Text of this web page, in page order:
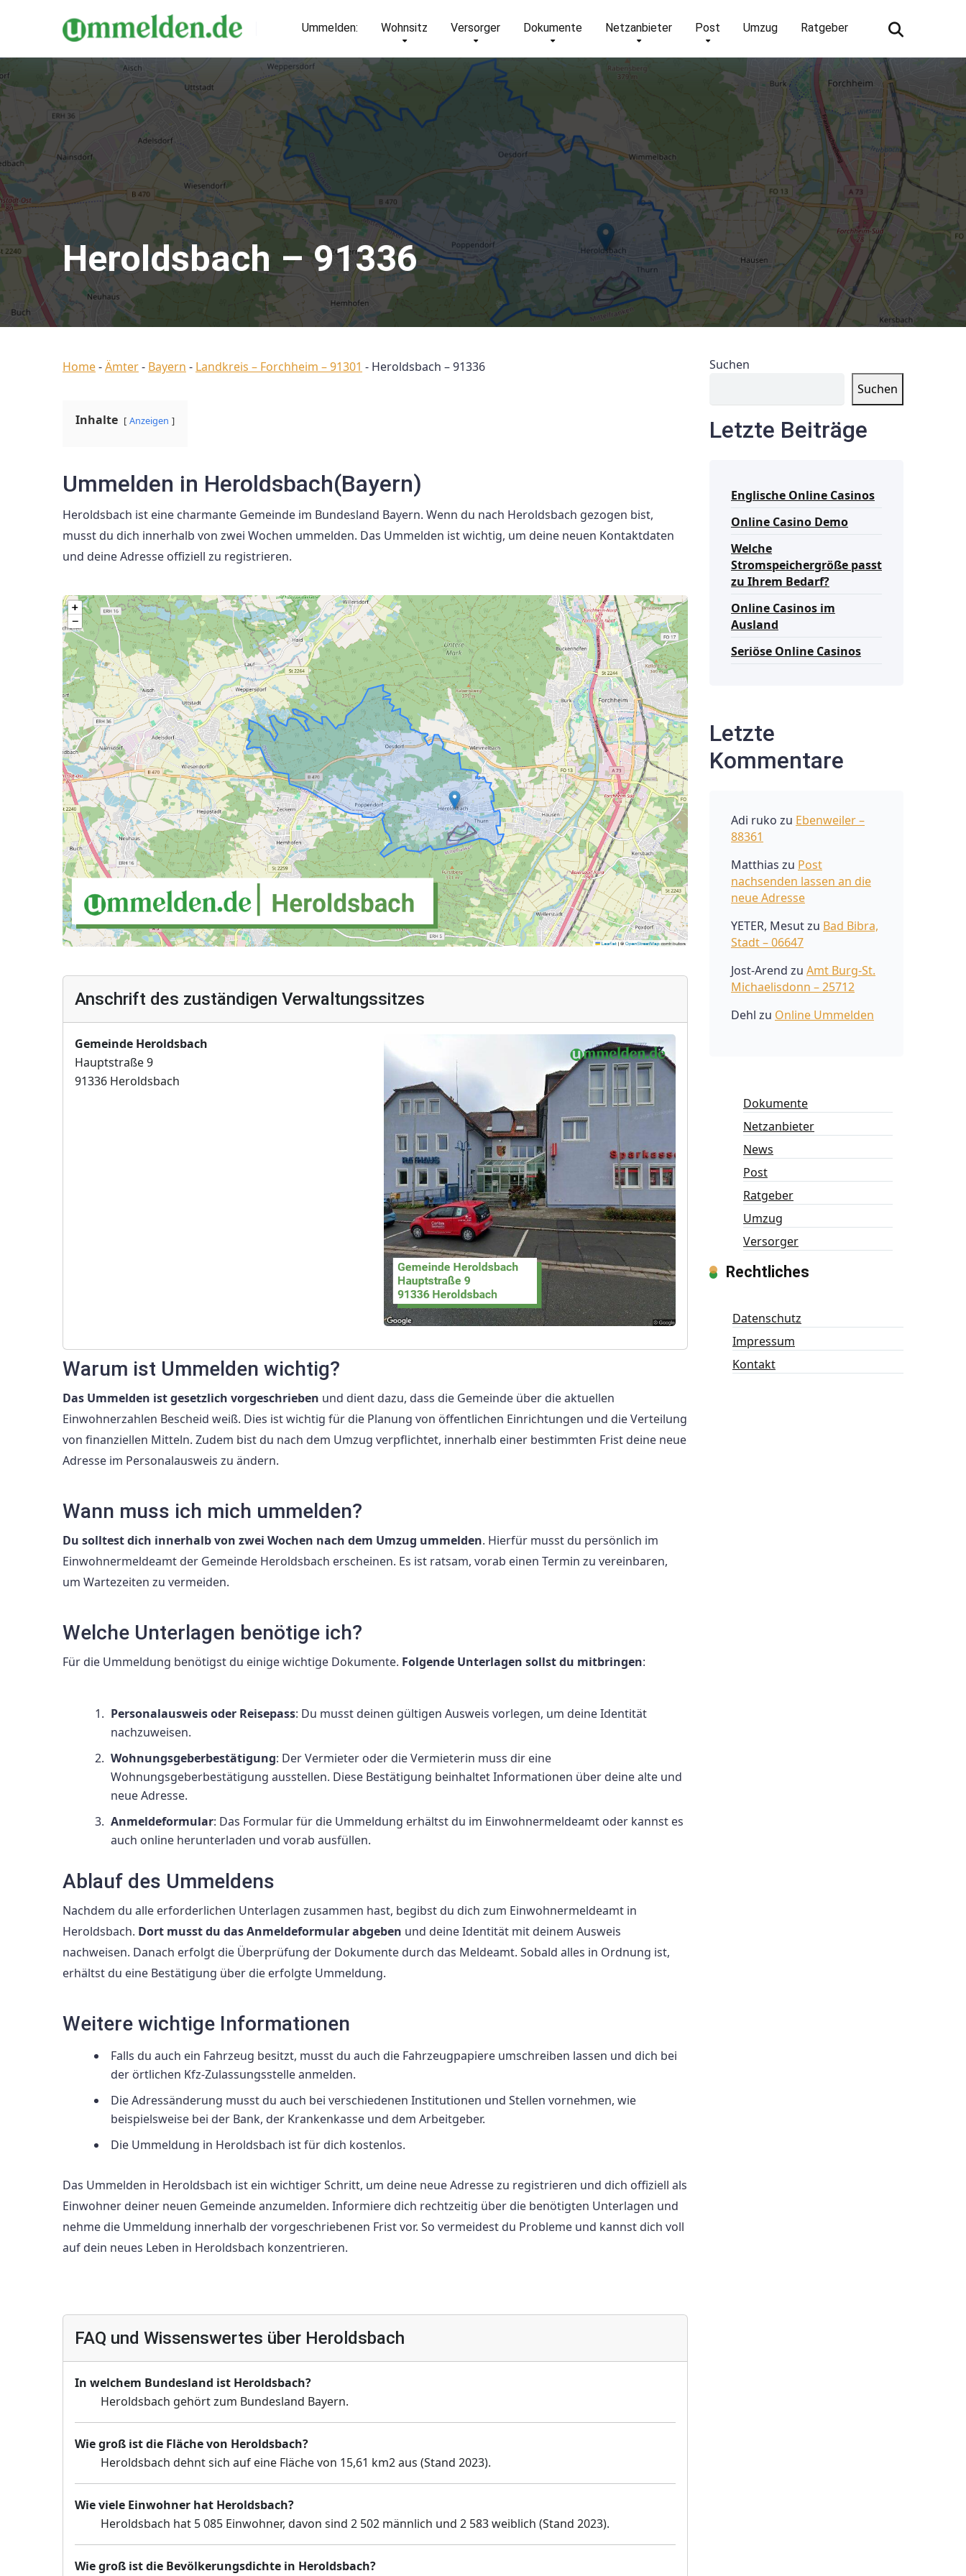
Ummelden: Wohnsitz Versorger Dokumente Netzanbieter Post Umzug Ratgeber
Heroldsbach – 91336
Home-Ämter- Bayern - Landkreis – Forchheim – 91301 - Heroldsbach – 91336
Inhalte Anzeigen
Ummelden in Heroldsbach(Bayern)
Heroldsbach ist eine charmante Gemeinde im Bundesland Bayern. Wenn du nach Heroldsbach gezogen bist,
musst du dich innerhalb von zwei Wochen ummelden. Das Ummelden ist wichtig, um deine neuen Kontaktdaten
und deine Adresse offiziell zu registrieren.
Anschrift des zuständigen Verwaltungssitzes
Gemeinde Heroldsbach
Hauptstraße 9
91336 Heroldsbach
Warum ist Ummelden wichtig?
Das Ummelden ist gesetzlich vorgeschrieben und dient dazu, dass die Gemeinde über die aktuellen
Einwohnerzahlen Bescheid weiß. Dies ist wichtig für die Planung von öffentlichen Einrichtungen und die Verteilung
von finanziellen Mitteln. Zudem bist du nach dem Umzug verpflichtet, innerhalb einer bestimmten Frist deine neue
Adresse im Personalausweis zu ändern.
Wann muss ich mich ummelden?
Du solltest dich innerhalb von zwei Wochen nach dem Umzug ummelden. Hierfür musst du persönlich im
Einwohnermeldeamt der Gemeinde Heroldsbach erscheinen. Es ist ratsam, vorab einen Termin zu vereinbaren,
um Wartezeiten zu vermeiden.
Welche Unterlagen benötige ich?
Für die Ummeldung benötigst du einige wichtige Dokumente. Folgende Unterlagen sollst du mitbringen:
Personalausweis oder Reisepass: Du musst deinen gültigen Ausweis vorlegen, um deine Identität
nachzuweisen.
Wohnungsgeberbestätigung: Der Vermieter oder die Vermieterin muss dir eine
Wohnungsgeberbestätigung ausstellen. Diese Bestätigung beinhaltet Informationen über deine alte und
neue Adresse.
Anmeldeformular: Das Formular für die Ummeldung erhältst du im Einwohnermeldeamt oder kannst es
auch online herunterladen und vorab ausfüllen.
Ablauf des Ummeldens
Nachdem du alle erforderlichen Unterlagen zusammen hast, begibst du dich zum Einwohnermeldeamt in
Heroldsbach. Dort musst du das Anmeldeformular abgeben und deine Identität mit deinem Ausweis
nachweisen. Danach erfolgt die Überprüfung der Dokumente durch das Meldeamt. Sobald alles in Ordnung ist,
erhältst du eine Bestätigung über die erfolgte Ummeldung.
Weitere wichtige Informationen
Falls du auch ein Fahrzeug besitzt, musst du auch die Fahrzeugpapiere umschreiben lassen und dich bei
der örtlichen Kfz-Zulassungsstelle anmelden.
Die Adressänderung musst du auch bei verschiedenen Institutionen und Stellen vornehmen, wie
beispielsweise bei der Bank, der Krankenkasse und dem Arbeitgeber.
Die Ummeldung in Heroldsbach ist für dich kostenlos.
Das Ummelden in Heroldsbach ist ein wichtiger Schritt, um deine neue Adresse zu registrieren und dich offiziell als
Einwohner deiner neuen Gemeinde anzumelden. Informiere dich rechtzeitig über die benötigten Unterlagen und
nehme die Ummeldung innerhalb der vorgeschriebenen Frist vor. So vermeidest du Probleme und kannst dich voll
auf dein neues Leben in Heroldsbach konzentrieren.
FAQ und Wissenswertes über Heroldsbach
In welchem Bundesland ist Heroldsbach?
Heroldsbach gehört zum Bundesland Bayern.
Wie groß ist die Fläche von Heroldsbach?
Heroldsbach dehnt sich auf eine Fläche von 15,61 km2 aus (Stand 2023).
Wie viele Einwohner hat Heroldsbach?
Heroldsbach hat 5 085 Einwohner, davon sind 2 502 männlich und 2 583 weiblich (Stand 2023).
Wie groß ist die Bevölkerungsdichte in Heroldsbach?
Suchen
Suchen
Letzte Beiträge
Englische Online Casinos
Online Casino Demo
Welche
Stromspeichergröße passt
zu Ihrem Bedarf?
Online Casinos im
Ausland
Seriöse Online Casinos
Letzte
Kommentare
Adi ruko zu Ebenweiler –
88361
Matthias zu Post
nachsenden lassen an die
neue Adresse
YETER, Mesutzu Bad Bibra,
Stadt – 06647
Jost-Arend zu Amt Burg-St.
Michaelisdonn – 25712
Dehl zu Online Ummelden
Dokumente
Netzanbieter
News
Post
Ratgeber
Umzug
Versorger
Rechtliches
Datenschutz
Impressum
Kontakt